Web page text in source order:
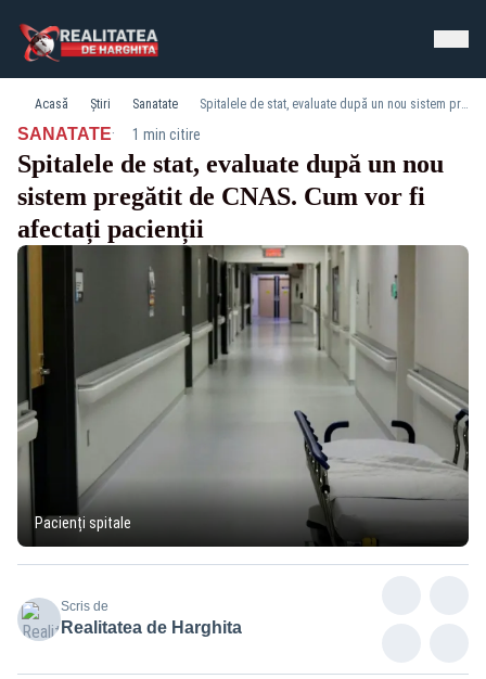
Acasă Știri Sanatate Spitalele de stat, evaluate după un nou sistem pregătit de CNAS. Cum vor fi afectați pacienții
SANATATE· 1 min citire
Spitalele de stat, evaluate după un nou
sistem pregătit de CNAS. Cum vor fi
afectați pacienții
Pacienți spitale
Scris de
Realitatea de Harghita